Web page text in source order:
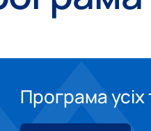
УНІАН.
Програма усіх